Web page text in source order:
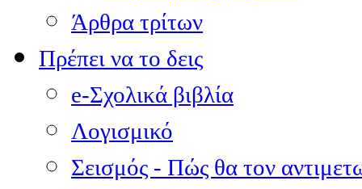
Άρθρα τρίτων
Πρέπει να το δεις
e-Σχολικά βιβλία
Λογισμικό
Σεισμός - Πώς θα τον